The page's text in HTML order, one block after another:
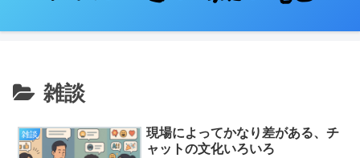
雑談
雑談
現場によってかなり差がある、チ
ャットの文化いろいろ